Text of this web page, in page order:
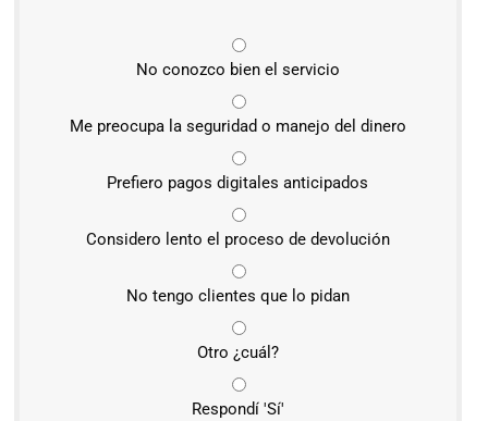
No conozco bien el servicio
Me preocupa la seguridad o manejo del dinero
Prefiero pagos digitales anticipados
Considero lento el proceso de devolución
No tengo clientes que lo pidan
Otro ¿cuál?
Respondí 'Sí'